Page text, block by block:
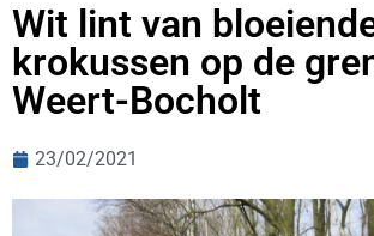
Wit lint van
krokussen op de
Weert-Bocholt
23/02/2021